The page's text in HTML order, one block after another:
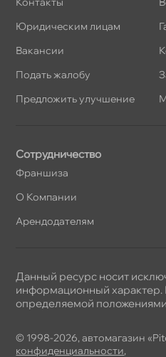
Юридическим лицам
акансии
Подать жалобу
Предложить улучшение
Сотрудничество
Франшиза
О Компании
Арендодателям
© 1998-2026, автомагазин
конфиденциальности,
Данный ресурс носит
информационный характер.
определяемой